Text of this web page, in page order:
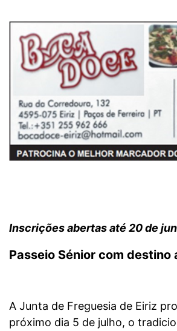
Inscrições abertas até 20 de
Passeio Sénior com destino
A Junta de Freguesia de Eiriz
próximo dia 5 de julho, o